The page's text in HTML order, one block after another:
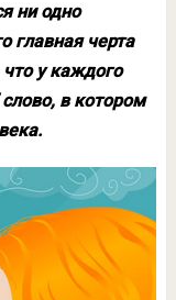
ни одно
главная черта
у каждого
в котором